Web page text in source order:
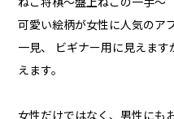
ねこ将棋〜盤上ねこの一手〜
可愛い絵柄が女性に人気のア
一見、 ビギナー用に見えま
えます。
女性だけではなく、男性にも